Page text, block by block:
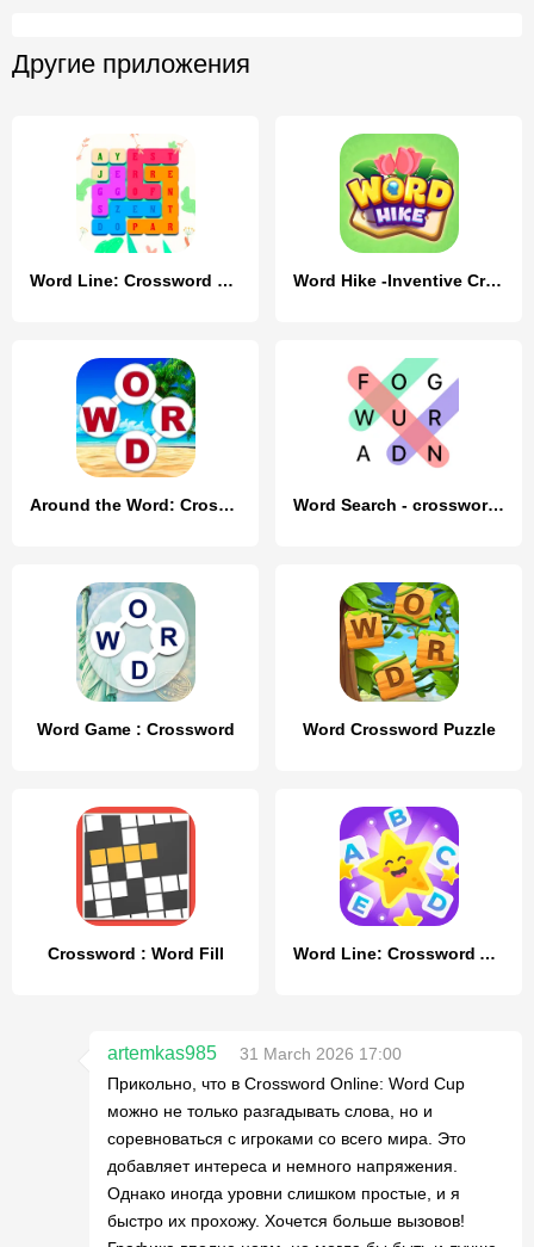
Другие приложения
Word Line: Crossword Puzzles Word Hike -Inventive Crossword
Around the Word: Crossword Puz Word Search - crossword puzzle
Word Game : Crossword Word Crossword Puzzle
Crossword : Word Fill Word Line: Crossword Adventure
artemkas985
31 March 2026 17:00
Прикольно, что в Crossword Online: Word Cup
можно не только разгадывать слова, но и
соревноваться с игроками со всего мира. Это
добавляет интереса и немного напряжения.
Однако иногда уровни слишком простые, и я
быстро их прохожу. Хочется больше вызовов!